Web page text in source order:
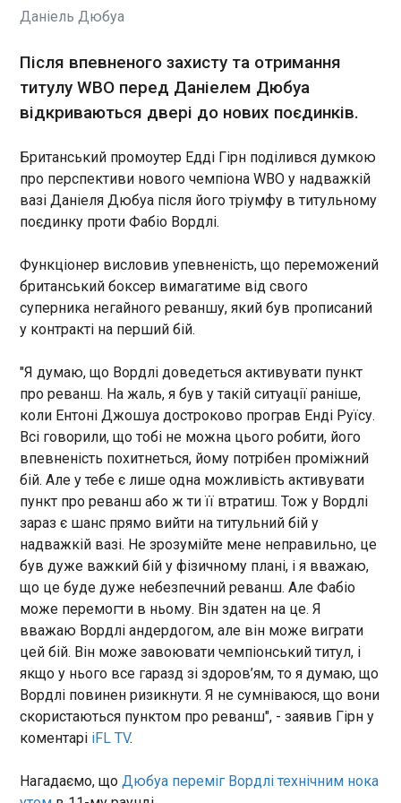
була приголомшена рішенням
цього тижня керівника
Пентагону Піта Гегсета
скасувати заплановане
американських
військовослужбовців у країні.
ЧИТАТЬ
Вибори у найнаселенішому регіоні Іспанії
стануть випробуванням для партії прем'єра
14:38:56
17 травня в Андалусії, найнаселенішому регіоні
парламенту, на який очікується перемога
консервативної Народної партії (РР). Про це, як
пише "Європейська правда", повідомляє Euractiv
.
ЧИТАТЬ
Сибіга та глава МЗС Грузії провели зустріч на
полях засідання Ради Європи
14:32:17
Міністри закордонних справ України та Грузії –
Андрій Сибіга та Мака Бочорішвілі – зустрілися у
п’ятницю, 15 травня, на засіданні Комітету
міністрів Ради Європи. Про це Сибіга написав у
соцмережі Х, передає "Європейська правда".
ЧИТАТЬ
В Україні на вихідних прогнозують теплу
погоду, місцями грози
14:29:56
ВУкраїна 16-17 травня переважатиме тепла
погода без істотних опадів, однак у західних
регіонах можливі короткочасні дощі, грози та
шквали. Про це повідомляє Укргідрометцентр.
опадів не очікується. Лише у західних областях
вдень можливі короткочасні дощі, грози,
ЧИТАТЬ
Даніель Дюбуа
Після впевненого захисту та отримання
титулу WBO перед Даніелем Дюбуа
відкриваються двері до нових поєдинків.
Британський промоутер Едді Гірн поділився думкою
про перспективи нового чемпіона WBO у надважкій
вазі Даніеля Дюбуа після його тріумфу в титульному
поєдинку проти Фабіо Вордлі.
Функціонер висловив упевненість, що переможений
британський боксер вимагатиме від свого
суперника негайного реваншу, який був прописаний
у контракті на перший бій.
"Я думаю, що Вордлі доведеться активувати пункт
про реванш. На жаль, я був у такій ситуації раніше,
коли Ентоні Джошуа достроково програв Енді Руїсу.
Всі говорили, що тобі не можна цього робити, його
впевненість похитнеться, йому потрібен проміжний
бій. Але у тебе є лише одна можливість активувати
пункт про реванш або ж ти її втратиш. Тож у Вордлі
зараз є шанс прямо вийти на титульний бій у
надважкій вазі. Не зрозумійте мене неправильно, це
був дуже важкий бій у фізичному плані, і я вважаю,
що це буде дуже небезпечний реванш. Але Фабіо
може перемогти в ньому. Він здатен на це. Я
вважаю Вордлі андердогом, але він може виграти
цей бій. Він може завоювати чемпіонський титул, і
якщо у нього все гаразд зі здоров’ям, то я думаю, що
Вордлі повинен ризикнути. Я не сумніваюся, що вони
скористаються пунктом про реванш", - заявив Гірн у
коментарі iFL TV.
Нагадаємо, щоДюбуа переміг Вордлі технічним нока